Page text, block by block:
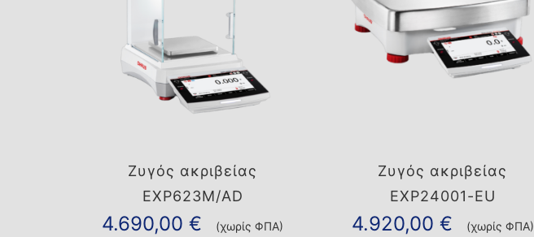
Ζυγός ακριβείας
EXP623M/AD
4.690,00€ (χωρίς ΦΠΑ)
Ζυγός ακριβείας
EXP24001-EU
4.920,00 € (χωρίς ΦΠΑ)